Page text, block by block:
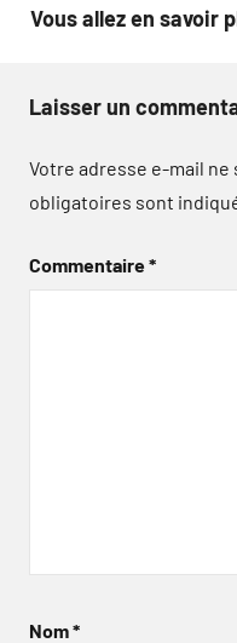
Vous allez en
Laisser un
Votre adresse e-mail ne
obligatoires sont
Commentaire*
Nom*